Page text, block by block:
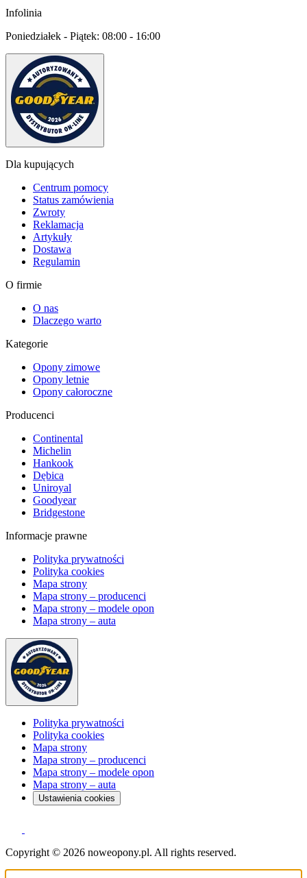
Infolinia
Poniedziałek - Piątek: 08:00 - 16:00
Dla kupujących
Centrum pomocy
Status zamówienia
Zwroty
Reklamacja
Artykuły
Dostawa
Regulamin
O firmie
O nas
Dlaczego warto
Kategorie
Opony zimowe
Opony letnie
Opony całoroczne
Producenci
Continental
Michelin
Hankook
Dębica
Uniroyal
Goodyear
Bridgestone
Informacje prawne
Polityka prywatności
Polityka cookies
Mapa strony
Mapa strony – producenci
Mapa strony – modele opon
Mapa strony – auta
Polityka prywatności
Polityka cookies
Mapa strony
Mapa strony – producenci
Mapa strony – modele opon
Mapa strony – auta
Ustawienia cookies
Copyright © 2026 noweopony.pl. All rights reserved.